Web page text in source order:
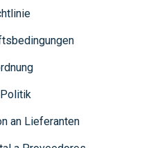
an Lieferanten